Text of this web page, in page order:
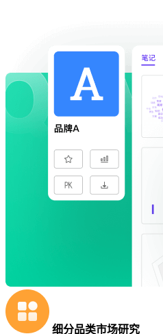
细分品类市场研究